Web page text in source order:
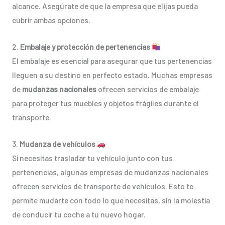
alcance. Asegúrate de que la empresa que elijas pueda
cubrir ambas opciones.
2. Embalaje y protección de pertenencias
El embalaje es esencial para asegurar que tus pertenencias
lleguen a su destino en perfecto estado. Muchas empresas
de mudanzas nacionalesofrecen servicios de embalaje
para proteger tus muebles y objetos frágiles durante el
transporte.
3. Mudanza de vehículos
Si necesitas trasladar tu vehículo junto con tus
pertenencias, algunas empresas de mudanzas nacionales
ofrecen servicios de transporte de vehículos. Esto te
permite mudarte con todo lo que necesitas, sin la molestia
de conducir tu coche a tu nuevo hogar.